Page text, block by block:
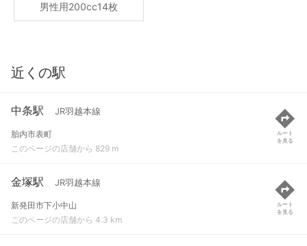
男性用200cc14枚
近くの駅
中条駅 JR羽越本線
胎内市表町
このページの店舗から 829 m
ルート
を見る
金塚駅 JR羽越本線
新発田市下小中山
このページの店舗から 4.3 km
ルート
を見る